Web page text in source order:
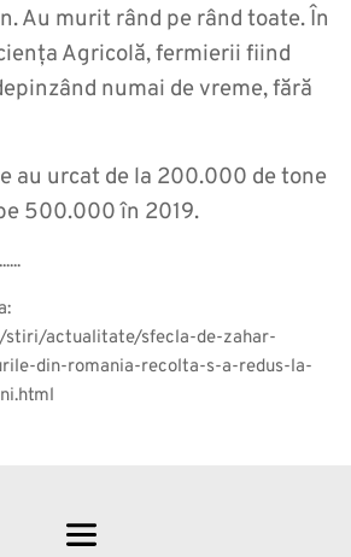
Au murit rând pe rând toate. În
Agricolă, fermierii fiind
numai de vreme, fără
au urcat de la 200.000 de tone
500.000 în 2019.
actualitate/sfecla-de-zahar-
din-romania-recolta-s-a-redus-la-